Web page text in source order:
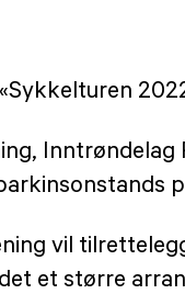
vil
et større